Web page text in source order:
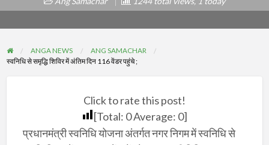
ANGA NEWS
ANG SAMACHAR
स्वनिधि से समृद्धि शिविर में अंतिम दिन 116 वेंडर पहुंचे ;
Click to rate this post!
[Total: 0Average: 0]
प्रधानमंत्री स्वनिधि योजना अंतर्गत नगर निगम में स्वनिधि से